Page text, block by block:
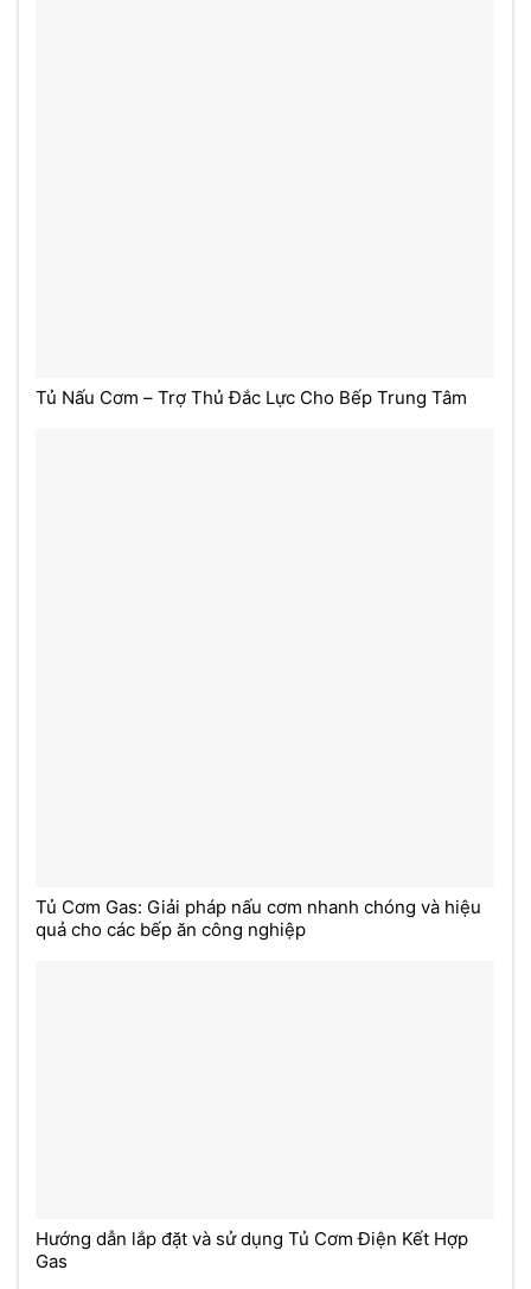
Tủ Nấu Cơm – Trợ Thủ Đắc Lực Cho Bếp Trung Tâm
Tủ Cơm Gas: Giải pháp nấu cơm nhanh chóng và hiệu
quả cho các bếp ăn công nghiệp
Hướng dẫn lắp đặt và sử dụng Tủ Cơm Điện Kết Hợp
Gas